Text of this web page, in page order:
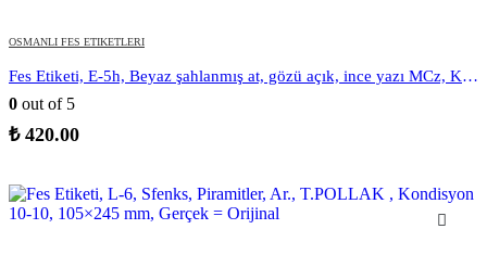
OSMANLI FES ETIKETLERI
Fes Etiketi, E-5h, Beyaz şahlanmış at, gözü açık, ince yazı MCz, Kondisyon 9,5/10, 122×235 mm, Gerçek = Orijinal
0 out of 5
₺420.00